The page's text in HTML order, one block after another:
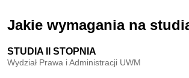
Jakie wymagania na
STUDIA II STOPNIA
Wydział Prawa i Administracji UWM